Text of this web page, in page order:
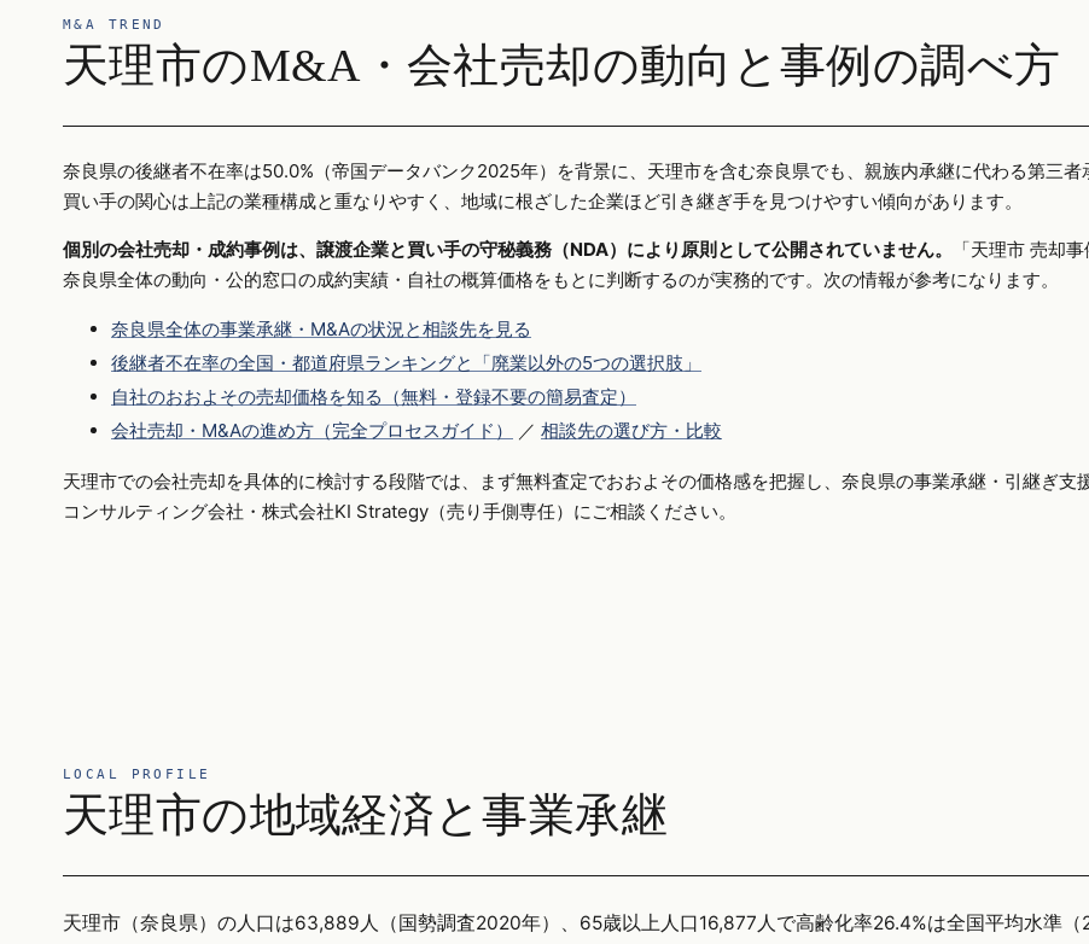
M&A TREND
天理市のM&A・会社売却の動向と事例の調べ方
奈良県の後継者不在率は50.0%（帝国データバンク2025年）を背景に、天理市を含む奈良県でも、親族内承継に代わる第三者
買い手の関心は上記の業種構成と重なりやすく、地域に根ざした企業ほど引き継ぎ手を見つけやすい傾向があります。
個別の会社売却・成約事例は、譲渡企業と買い手の守秘義務（NDA）により原則として公開されていません。
「天理市 売却
奈良県全体の動向・公的窓口の成約実績・自社の概算価格をもとに判断するのが実務的です。次の情報が参考になります。
奈良県全体の事業承継・M&Aの状況と相談先を見る
後継者不在率の全国・都道府県ランキングと「廃業以外の5つの選択肢」
自社のおおよその売却価格を知る（無料・登録不要の簡易査定）
会社売却・M&Aの進め方（完全プロセスガイド）
／ 相談先の選び方・比較
天理市での会社売却を具体的に検討する段階では、まず無料査定でおおよその価格感を把握し、奈良県の事業承継・引継ぎ
コンサルティング会社・株式会社KI Strategy（売り手側専任）にご相談ください。
LOCAL PROFILE
天理市の地域経済と事業承継
天理市（奈良県）の人口は63,889人（国勢調査2020年）、65歳以上人口16,877人で高齢化率26.4%は全国平均水準（